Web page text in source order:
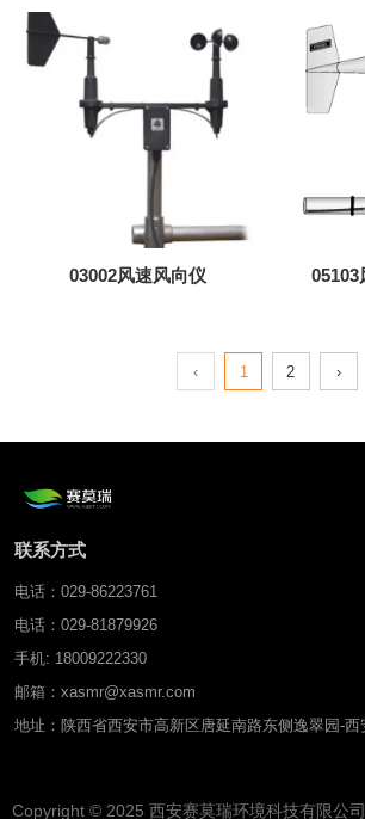
03002风速风向仪 05103
‹ 1 2 ›
联系方式
电话：029-86223761
电话：029-81879926
手机: 18009222330
邮箱：xasmr@xasmr.com
地址：陕西省西安市高新区唐延南路东侧逸翠园-西
Copyright © 2025 西安赛莫瑞环境科技